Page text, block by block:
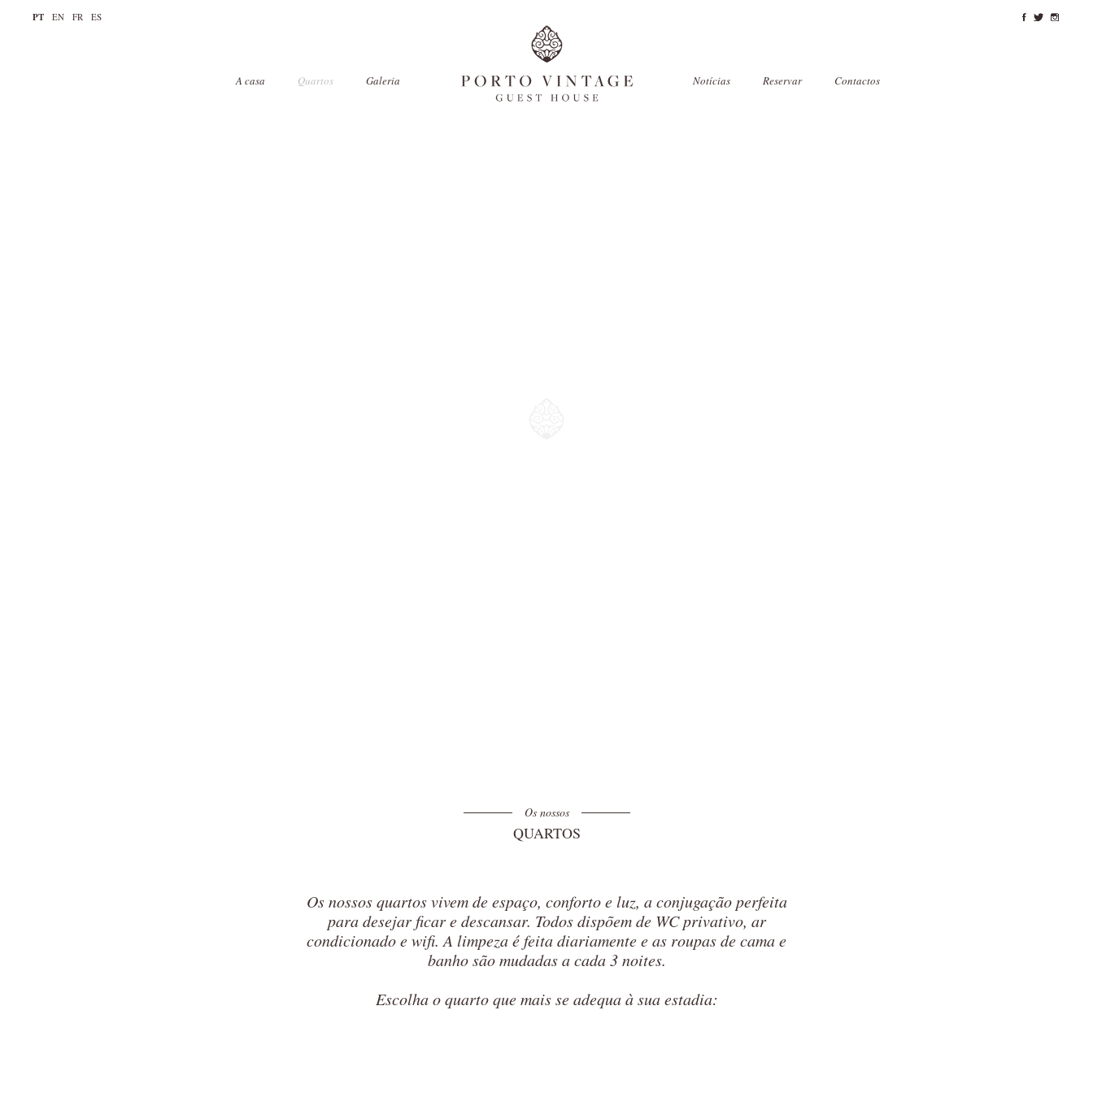
Galeria
Quartos
A casa Notícias Reservar Contactos
PT EN FR ES
Os nossos
QUARTOS
Os nossos quartos vivem de espaço, conforto e luz, a conjugação perfeita
para desejar ficar e descansar. Todos dispõem de WC privativo, ar
condicionado e wifi. A limpeza é feita diariamente e as roupas de cama e
banho são mudadas a cada 3 noites.
Escolha o quarto que mais se adequa à sua estadia: